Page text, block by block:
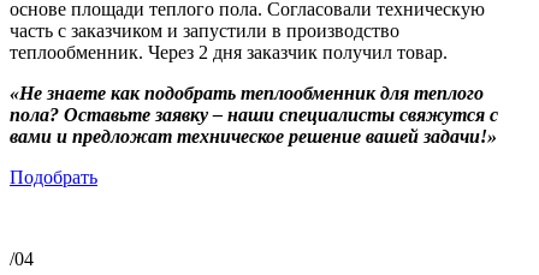
основе площади теплого пола. Согласовали техническую
часть с заказчиком и запустили в производство
теплообменник. Через 2 дня заказчик получил товар.
«Не знаете как подобрать теплообменник для теплого
пола? Оставьте заявку – наши специалисты свяжутся с
вами и предложат техническое решение вашей задачи!»
Подобрать
/04